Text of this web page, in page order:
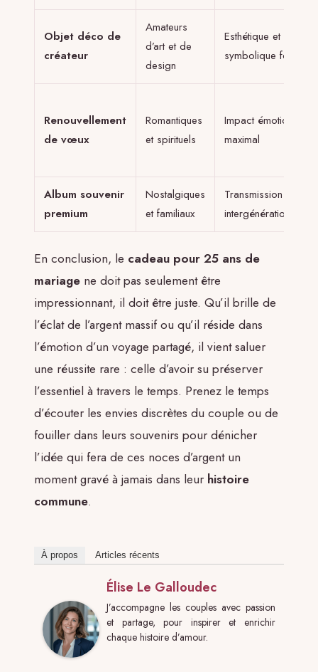
Objet déco de
créateur
Amateurs
d’art et de
design
Esthétique et
symbolique forte
Renouvellement
de vœux
Romantiques
et spirituels
Impact émotionnel
maximal
Album souvenir
premium
Nostalgiques
et familiaux
Transmission
intergénérationnelle
En conclusion, le cadeau pour 25 ans de
mariage ne doit pas seulement être
impressionnant, il doit être juste. Qu’il brille de
l’éclat de l’argent massif ou qu’il réside dans
l’émotion d’un voyage partagé, il vient saluer
une réussite rare : celle d’avoir su préserver
l’essentiel à travers le temps. Prenez le temps
d’écouter les envies discrètes du couple ou de
fouiller dans leurs souvenirs pour dénicher
l’idée qui fera de ces noces d’argent un
moment gravé à jamais dans leur histoire
commune.
À propos Articles récents
Élise Le Galloudec
J’accompagne les couples avec passion
et partage, pour inspirer et enrichir
chaque histoire d’amour.